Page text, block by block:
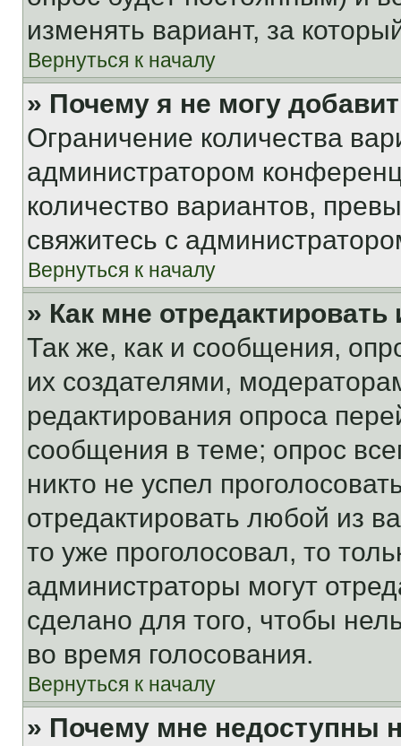
изменять вариант, за
Вернуться к началу
» Почему я не могу
Ограничение количества
администратором
количество вариантов,
свяжитесь с
Вернуться к началу
» Как мне
Так же, как и сообщения,
их создателями,
редактирования опроса
сообщения в теме; опрос
никто не успел
отредактировать любой из
то уже проголосовал, то
администраторы могут
сделано для того, чтобы
во время голосования.
Вернуться к началу
» Почему мне недоступны